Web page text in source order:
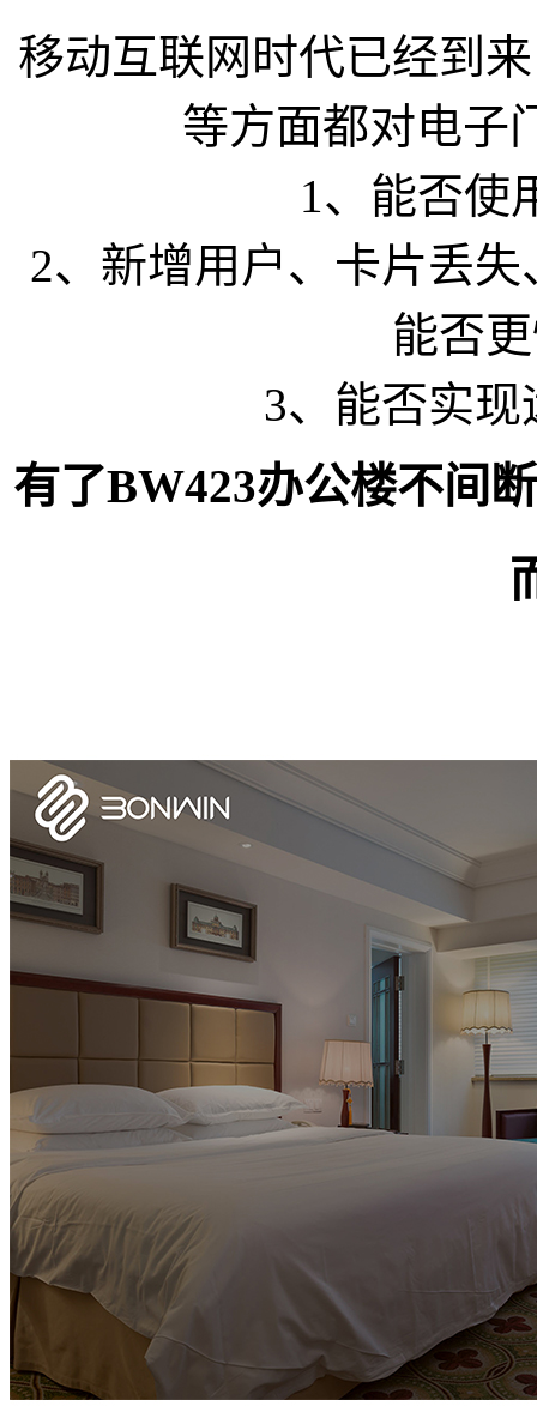
移动互联网时代已经到
等方面都对电子
1、能否使
2、新增用户、卡片丢
能否
3、能否实
有了BW423办公楼不间